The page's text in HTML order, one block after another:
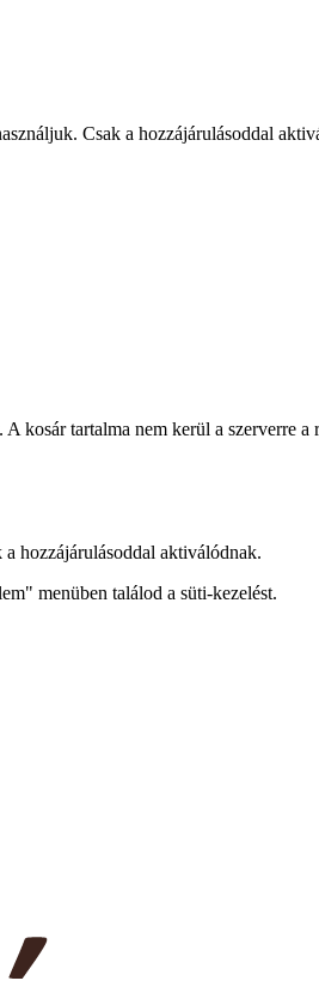
Csak a hozzájárulásoddal
kosár tartalma nem kerül a szerverre a
hozzájárulásoddal aktiválódnak.
menüben találod a süti-kezelést.